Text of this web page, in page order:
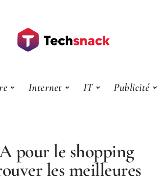
Internet IT Publicité
pour le shopping
les meilleures